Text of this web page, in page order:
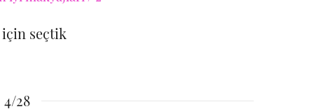
seçtik
4/28